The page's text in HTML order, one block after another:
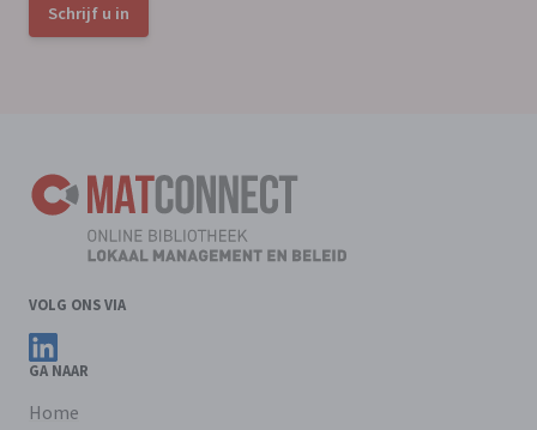
Schrijf u in
VOLG ONS VIA
Volg ons op LinkedIn
GA NAAR
Home